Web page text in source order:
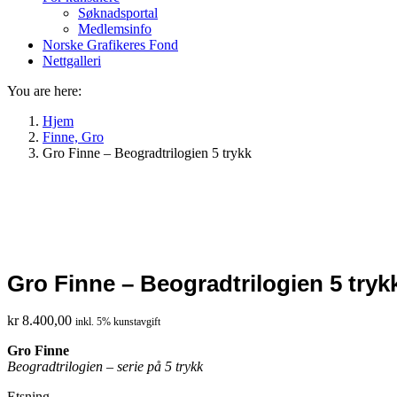
Søknadsportal
Medlemsinfo
Norske Grafikeres Fond
Nettgalleri
You are here:
Hjem
Finne, Gro
Gro Finne – Beogradtrilogien 5 trykk
Gro Finne – Beogradtrilogien 5
kr8.400,00 inkl. 5% kunstavgift
Gro Finne
Beogradtrilogien – serie på 5 trykk